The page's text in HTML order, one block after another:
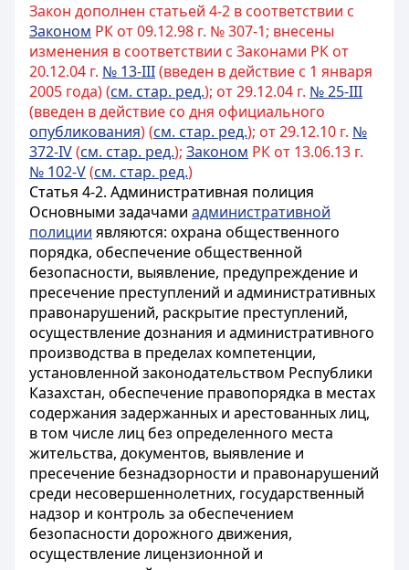
Закон дополнен статьей 4-2 в соответствии с
Законом РК от 09.12.98 г. № 307-1; внесены
изменения в соответствии с Законами РК от
20.12.04 г. № 13-III(введен в действие с 1 января
2005 года) (см. стар. ред.); от 29.12.04 г. № 25-III
(введен в действие со дня официального
опубликования) (см. стар. ред.); от 29.12.10 г. №
372-IV(см. стар. ред.); Законом РК от 13.06.13 г.
№ 102-V(см. стар. ред.)
Статья 4-2. Административная полиция
Основными задачами административной
полиции являются: охрана общественного
порядка, обеспечение общественной
безопасности, выявление, предупреждение и
пресечение преступлений и административных
правонарушений, раскрытие преступлений,
осуществление дознания и административного
производства в пределах компетенции,
установленной законодательством Республики
Казахстан, обеспечение правопорядка в местах
содержания задержанных и арестованных лиц,
в том числе лиц без определенного места
жительства, документов, выявление и
пресечение безнадзорности и правонарушений
среди несовершеннолетних, государственный
надзор и контроль за обеспечением
безопасности дорожного движения,
осуществление лицензионной и